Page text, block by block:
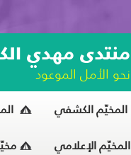
منتدى مهدي
نحو الأمل الموعود
المخيّم الكشفي
المخيّم الإعلامي